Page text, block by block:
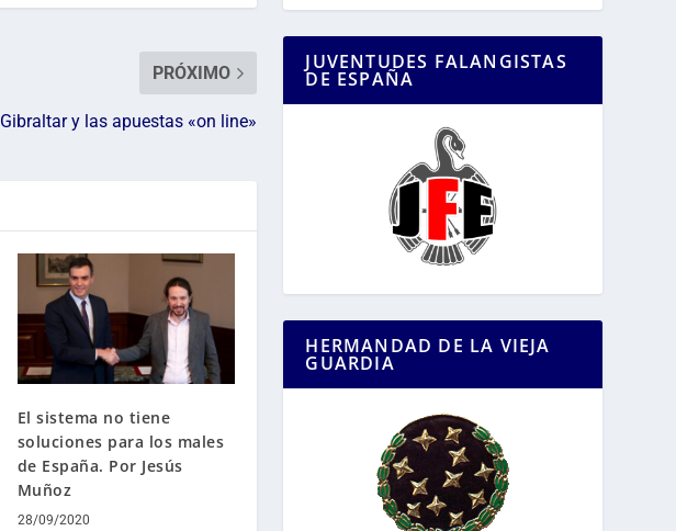
PRÓXIMO
Gibraltar y las apuestas «on line»
El sistema no tiene
soluciones para los males
de España. Por Jesús
Muñoz
28/09/2020
JUVENTUDES FALANGISTAS
DE ESPAÑA
HERMANDAD DE LA VIEJA
GUARDIA